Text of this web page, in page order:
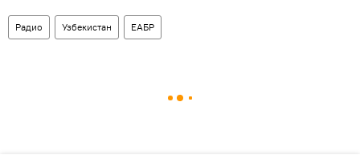
Радио Узбекистан ЕАБР